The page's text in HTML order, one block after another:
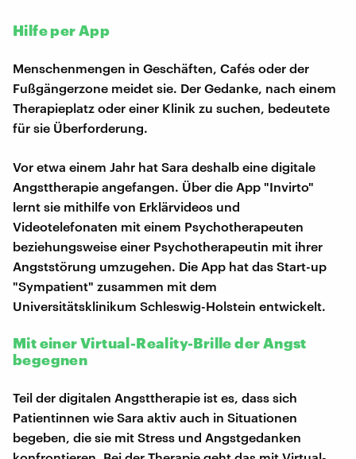
Hilfe per App
Menschenmengen in Geschäften, Cafés oder der
Fußgängerzone meidet sie. Der Gedanke, nach einem
Therapieplatz oder einer Klinik zu suchen, bedeutete
für sie Überforderung.
Vor etwa einem Jahr hat Sara deshalb eine digitale
Angsttherapie angefangen. Über die App "Invirto"
lernt sie mithilfe von Erklärvideos und
Videotelefonaten mit einem Psychotherapeuten
beziehungsweise einer Psychotherapeutin mit ihrer
Angststörung umzugehen. Die App hat das Start-up
"Sympatient" zusammen mit dem
Universitätsklinikum Schleswig-Holstein entwickelt.
Mit einer Virtual-Reality-Brille der Angst
begegnen
Teil der digitalen Angsttherapie ist es, dass sich
Patientinnen wie Sara aktiv auch in Situationen
begeben, die sie mit Stress und Angstgedanken